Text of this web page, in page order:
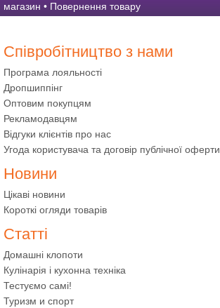
магазин • Повернення товару
Співробітництво з нами
Програма лояльності
Дропшиппінг
Оптовим покупцям
Рекламодавцям
Відгуки клієнтів про нас
Угода користувача та договір публічної оферти
Новини
Цікаві новини
Короткі огляди товарів
Статті
Домашні клопоти
Кулінарія і кухонна техніка
Тестуємо самі!
Туризм и спорт